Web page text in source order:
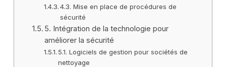
4.3. Mise en place de procédures de
sécurité
5. Intégration de la technologie pour
améliorer la sécurité
5.1. Logiciels de gestion pour sociétés de
nettoyage